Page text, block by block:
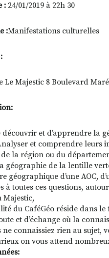
: 24/01/2019 à 22h 30
:Manifestations culturelles
Le Majestic 8 Boulevard
découvrir et d’apprendre la
et comprendre leurs
de la région ou du
géographie de la lentille
géographique d’une AOC,
à toutes ces questions,
Majestic,
du CaféGéo réside dans le
et d’échange où la
ne connaissiez rien au sujet,
on vous attend